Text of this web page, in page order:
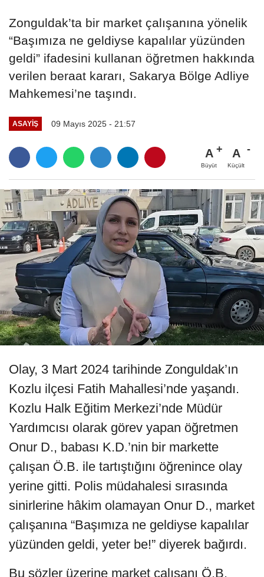
Zonguldak’ta bir market çalışanına yönelik
“Başımıza ne geldiyse kapalılar yüzünden
geldi” ifadesini kullanan öğretmen hakkında
verilen beraat kararı, Sakarya Bölge Adliye
Mahkemesi’ne taşındı.
ASAYIŞ 09 Mayıs 2025 - 21:57
A
Büyüt
A
Küçült
Olay, 3 Mart 2024 tarihinde Zonguldak’ın
Kozlu ilçesi Fatih Mahallesi’nde yaşandı.
Kozlu Halk Eğitim Merkezi’nde Müdür
Yardımcısı olarak görev yapan öğretmen
Onur D., babası K.D.’nin bir markette
çalışan Ö.B. ile tartıştığını öğrenince olay
yerine gitti. Polis müdahalesi sırasında
sinirlerine hâkim olamayan Onur D., market
çalışanına “Başımıza ne geldiyse kapalılar
yüzünden geldi, yeter be!” diyerek bağırdı.
Bu sözler üzerine market çalışanı Ö.B.